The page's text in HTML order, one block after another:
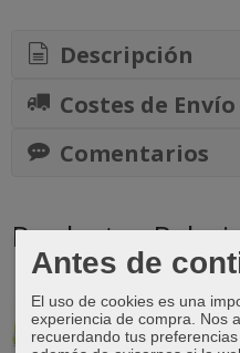
Descripción
Costes de Envío
Comentarios
Productos
Antes de
El uso de cookies es una
experiencia de compra. Nos
recuerdando tus